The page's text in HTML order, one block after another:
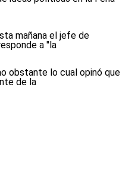
mañana el jefe de
a "la
obstante lo cual opinó que
de la